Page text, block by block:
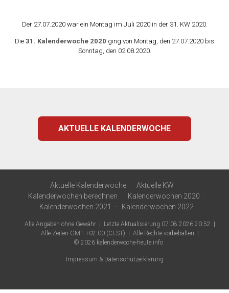
Der 27.07.2020 war ein Montag im Juli 2020 in der 31. KW 2020.
Die 31. Kalenderwoche 2020 ging von Montag, den 27.07.2020 bis
Sonntag, den 02.08.2020.
AKTUELLE KALENDERWOCHE
Aktuelle Kalenderwoche
Aktuelle KW
Kalenderwochen berechnen
Kalenderwochen 2020
Kalenderwochen 2021
Kalenderwochen 2022
Alle Angaben ohne Gewähr
Letzte Aktualisierung 07.08.2026 20:52
Alle Zeiten GMT +02:00 (CEST)
Alle Rechte vorbehalten
© 2026 kalenderwoche-heute.info
Impressum & Datenschutzerklärung